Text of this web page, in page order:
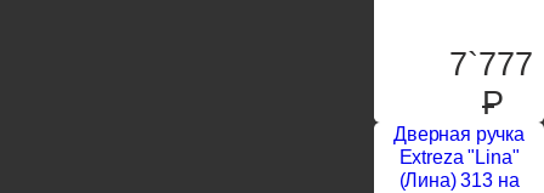
7`777
P
Дверная ручка
Extreza "Lina"
(Лина) 313 на